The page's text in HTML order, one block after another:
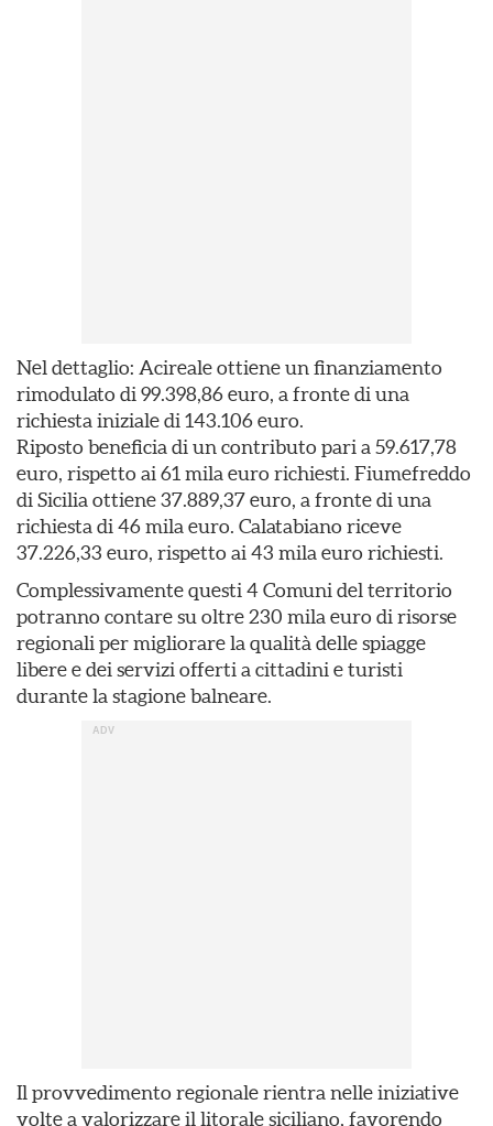
Nel dettaglio: Acireale ottiene un finanziamento
rimodulato di 99.398,86 euro, a fronte di una
richiesta iniziale di 143.106 euro.
Riposto beneficia di un contributo pari a 59.617,78
euro, rispetto ai 61 mila euro richiesti. Fiumefreddo
di Sicilia ottiene 37.889,37 euro, a fronte di una
richiesta di 46 mila euro. Calatabiano riceve
37.226,33 euro, rispetto ai 43 mila euro richiesti.
Complessivamente questi 4 Comuni del territorio
potranno contare su oltre 230 mila euro di risorse
regionali per migliorare la qualità delle spiagge
libere e dei servizi offerti a cittadini e turisti
durante la stagione balneare.
Il provvedimento regionale rientra nelle iniziative
volte a valorizzare il litorale siciliano, favorendo